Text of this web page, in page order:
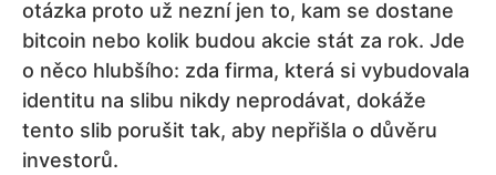
otázka proto už nezní jen to, kam se dostane
bitcoin nebo kolik budou akcie stát za rok. Jde
o něco hlubšího: zda firma, která si vybudovala
identitu na slibu nikdy neprodávat, dokáže
tento slib porušit tak, aby nepřišla o důvěru
investorů.